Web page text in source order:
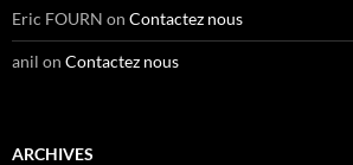
Eric FOURN on Contactez nous
anil on Contactez nous
ARCHIVES